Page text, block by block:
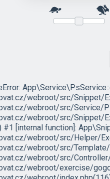
webroot/src/Snippet/
webroot/src/Service/
webroot/src/Snippet/
#1 [internal function]:
webroot/src/Helper/
webroot/src/
webroot/src/Controller/
webroot/exercise/